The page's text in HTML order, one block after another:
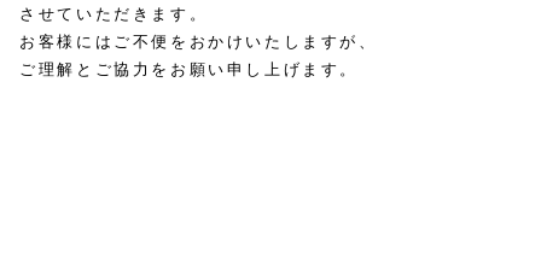
させていただきます。
お客様にはご不便をおかけいたしますが、
ご理解とご協力をお願い申し上げます。